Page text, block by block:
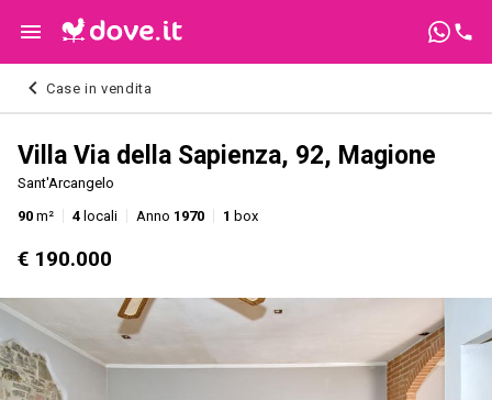
Case in vendita
Villa Via della Sapienza, 92, Magione
Sant'Arcangelo
90 m² 4 locali Anno 1970 1 box
€ 190.000